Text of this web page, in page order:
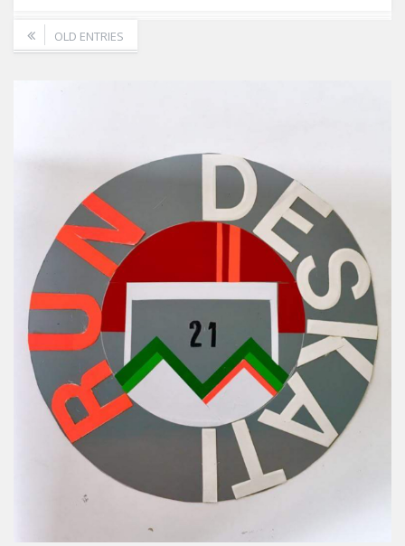
OLD ENTRIES